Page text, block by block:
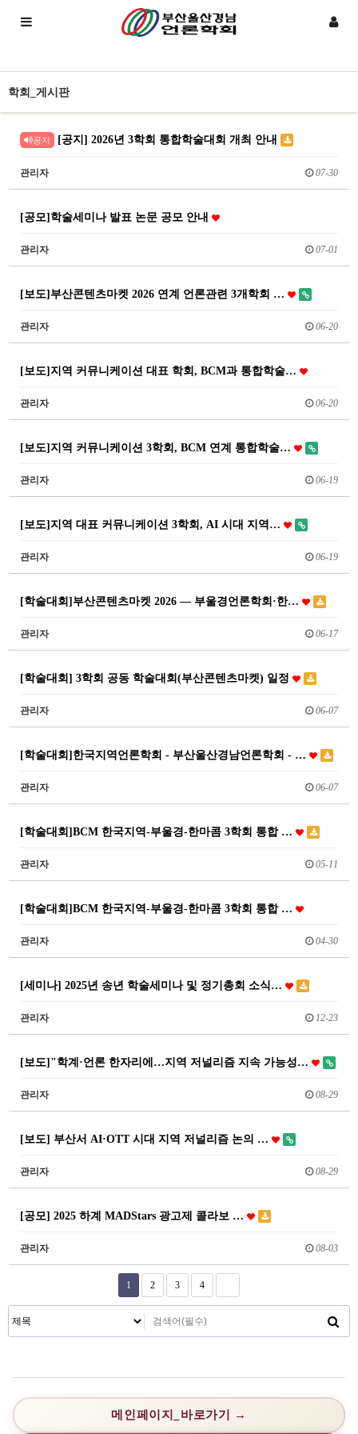
학회_게시판
공지 [공지] 2026년 3학회 통합학술대회 개최 안내
관리자 07-30
[공모]학술세미나 발표 논문 공모 안내
관리자 07-01
[보도]부산콘텐츠마켓 2026 연계 언론관련 3개학회 …
관리자 06-20
[보도]지역 커뮤니케이션 대표 학회, BCM과 통합학술…
관리자 06-20
[보도]지역 커뮤니케이션 3학회, BCM 연계 통합학술…
관리자 06-19
[보도]지역 대표 커뮤니케이션 3학회, AI 시대 지역…
관리자 06-19
[학술대회]부산콘텐츠마켓 2026 — 부울경언론학회·한…
관리자 06-17
[학술대회] 3학회 공동 학술대회(부산콘텐츠마켓) 일정
관리자 06-07
[학술대회]한국지역언론학회 - 부산울산경남언론학회 - …
관리자 06-07
[학술대회]BCM 한국지역-부울경-한마콤 3학회 통합 …
관리자 05-11
[학술대회]BCM 한국지역-부울경-한마콤 3학회 통합 …
관리자 04-30
[세미나] 2025년 송년 학술세미나 및 정기총회 소식…
관리자 12-23
[보도]"학계·언론 한자리에…지역 저널리즘 지속 가능성…
관리자 08-29
[보도] 부산서 AI·OTT 시대 지역 저널리즘 논의 …
관리자 08-29
[공모] 2025 하계 MADStars 광고제 콜라보 …
관리자 08-03
1 2 3 4
메인페이지_바로가기 →